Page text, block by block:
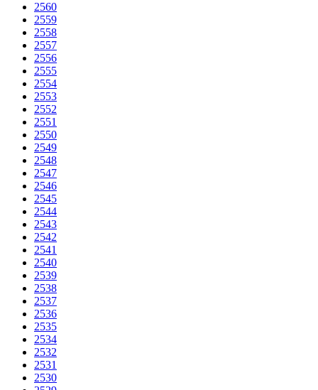
2560
2559
2558
2557
2556
2555
2554
2553
2552
2551
2550
2549
2548
2547
2546
2545
2544
2543
2542
2541
2540
2539
2538
2537
2536
2535
2534
2532
2531
2530